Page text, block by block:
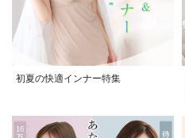
初夏の快適インナー特集